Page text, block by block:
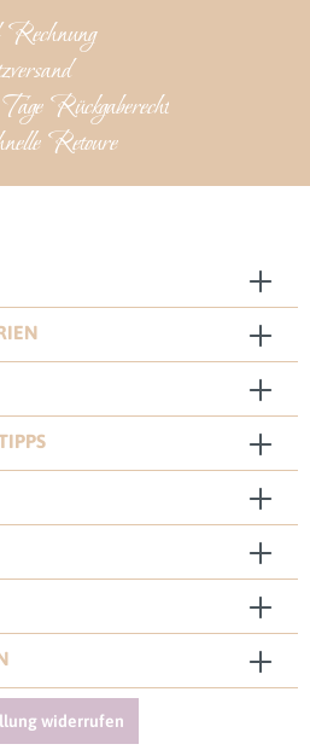
Rückgaberecht
Retoure
widerrufen